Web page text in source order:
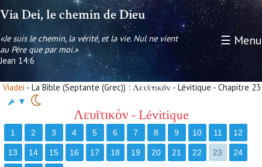
Via Dei, le chemin de Dieu
«Je suis le chemin, la vérité, et la vie. Nul ne vient
au Père que par moi.»
Jean 14:6
☰ Menu
Viadei - La Bible (Septante (Grec)) : Λευϊτικόν - Lévitique - Chapitre 23
▼
Λευϊτικόν - Lévitique
1 2 3 4 5 6 7 8 9 10 11 12
13 14 15 16 17 18 19 20 21 22 23 24